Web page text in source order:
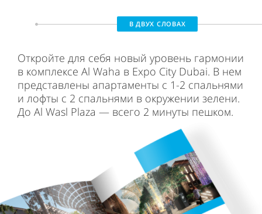
В ДВУХ СЛОВАХ
Откройте для себя новый уровень гармонии
в комплексе Al Waha в Expo City Dubai. В нем
представлены апартаменты с 1-2 спальнями
и лофты с 2 спальнями в окружении зелени.
До Al Wasl Plaza — всего 2 минуты пешком.